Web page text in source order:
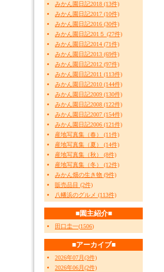
みかん園日記2018 (13件)
みかん園日記2017 (10件)
みかん園日記2016 (30件)
みかん園日記201５ (27件)
みかん園日記2014 (71件)
みかん園日記2013 (69件)
みかん園日記2012 (97件)
みかん園日記2011 (113件)
みかん園日記2010 (144件)
みかん園日記2009 (130件)
みかん園日記2008 (122件)
みかん園日記2007 (154件)
みかん園日記2006 (121件)
産地写真集（春） (11件)
産地写真集（夏） (14件)
産地写真集（秋） (8件)
産地写真集（冬） (12件)
みかん畑の生き物 (9件)
販売品目 (2件)
八幡浜のグルメ (113件)
■園主紹介■
田口圭一(1506)
■アーカイブ■
2026年07月(3件)
2026年06月(2件)